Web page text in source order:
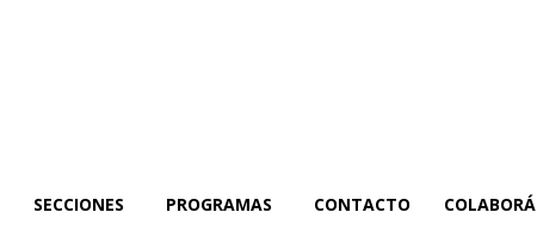
SECCIONES PROGRAMAS CONTACTO COLABORÁ